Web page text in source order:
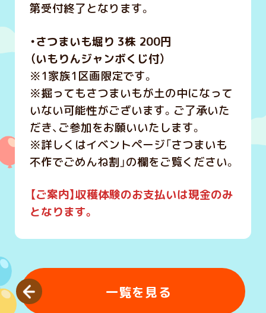
第受付終了となります。
・さつまいも堀り 3株 200円
（いもりんジャンボくじ付）
※1家族1区画限定です。
※掘ってもさつまいもが土の中になって
いない可能性がございます。ご了承いた
だき、ご参加をお願いいたします。
※詳しくはイベントページ「さつまいも
不作でごめんね割」の欄をご覧ください。
【ご案内】収穫体験のお支払いは現金のみ
となります。
一覧を見る